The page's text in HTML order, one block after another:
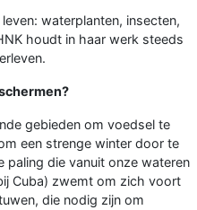
waterplanten, insecten,
houdt in haar werk steeds
gebieden om voedsel te
een strenge winter door te
paling die vanuit onze wateren
Cuba) zwemt om zich voort
die nodig zijn om